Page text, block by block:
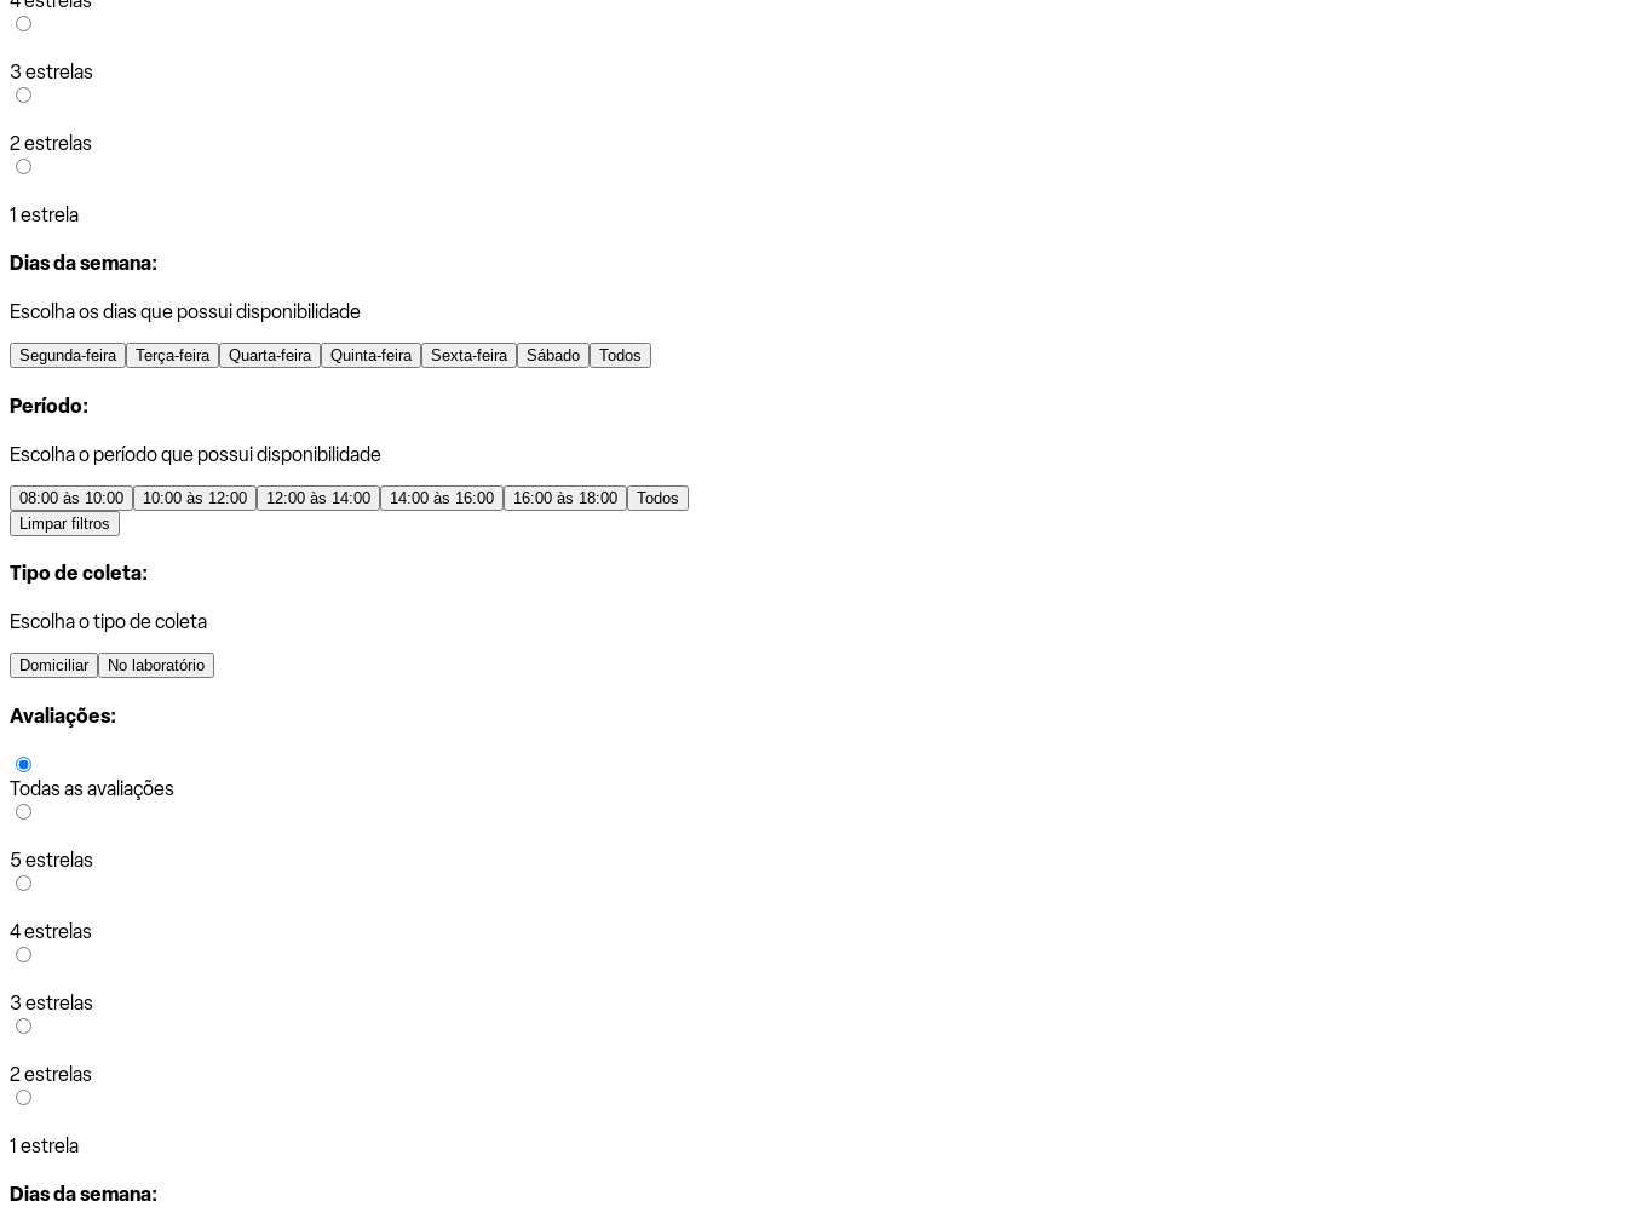
3 estrelas
2 estrelas
1 estrela
Dias da semana:
Escolha os dias que possui disponibilidade
Segunda-feira Terça-feira Quarta-feira Quinta-feira Sexta-feira Sábado Todos
Período:
Escolha o período que possui disponibilidade
08:00 às 10:00 10:00 às 12:00 12:00 às 14:00 14:00 às 16:00 16:00 às 18:00
Todos
Limpar filtros
Tipo de coleta:
Escolha o tipo de coleta
Domiciliar No laboratório
Avaliações:
Todas as avaliações
5 estrelas
4 estrelas
3 estrelas
2 estrelas
1 estrela
Dias da semana: